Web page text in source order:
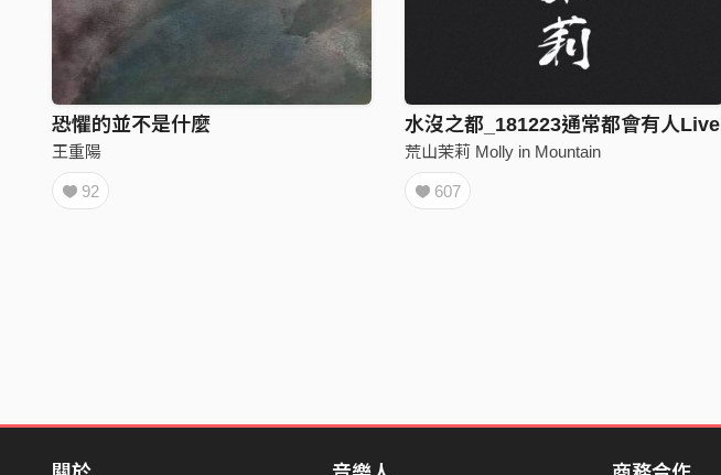
恐懼的並不是什麼
王重陽
92
水沒之都_181223通常都會有人Live
荒山茉莉 Molly in Mountain
607